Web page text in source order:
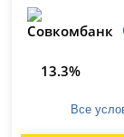
13.3%
Все